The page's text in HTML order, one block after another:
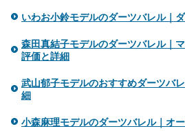
いわお小鈴モデルのダーツバレル｜
森田真結子モデルのダーツバレル｜
評価と詳細
武山郁子モデルのおすすめダーツバ
細
小森麻理モデルのダーツバレル｜オ